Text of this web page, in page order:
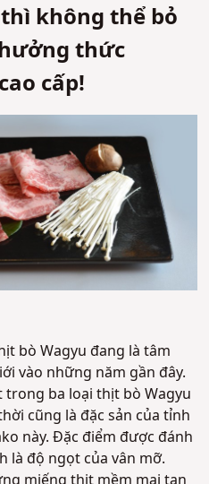
không thể bỏ
thức
cấp!
bò Wagyu đang là tâm
vào những năm gần đây.
ba loại thịt bò Wagyu
cũng là đặc sản của tỉnh
này. Đặc điểm được đánh
là độ ngọt của vân mỡ.